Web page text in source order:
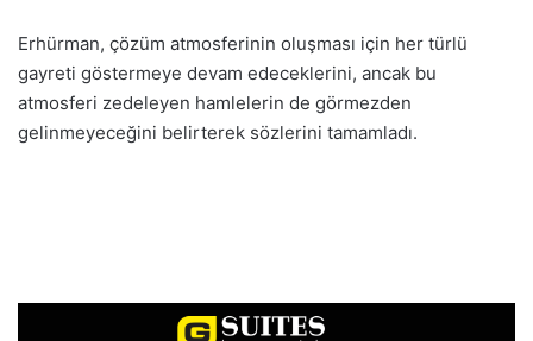
Erhürman, çözüm atmosferinin oluşması için her türlü
gayreti göstermeye devam edeceklerini, ancak bu
atmosferi zedeleyen hamlelerin de görmezden
gelinmeyeceğini belirterek sözlerini tamamladı.